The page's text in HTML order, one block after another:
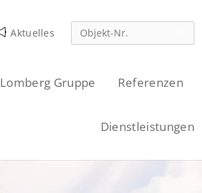
Aktuelles
Lomberg Gruppe Referenzen
Dienstleistungen